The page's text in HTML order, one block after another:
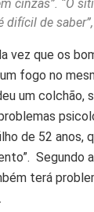
cinzas”. “O
difícil de
vez que os
fogo no
um colchão,
de 52 anos,
Segundo
terá